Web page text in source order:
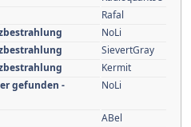
Rafal
NoLi
SievertGray
Kermit
gefunden -
NoLi
ABel